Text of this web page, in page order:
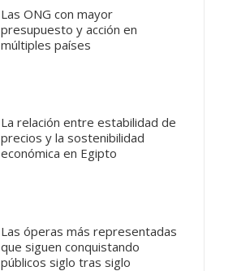
Las ONG con mayor
presupuesto y acción en
múltiples países
La relación entre estabilidad de
precios y la sostenibilidad
económica en Egipto
Las óperas más representadas
que siguen conquistando
públicos siglo tras siglo